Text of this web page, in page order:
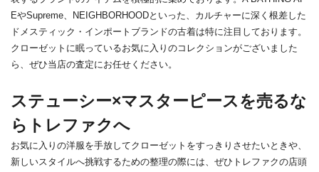
EやSupreme、NEIGHBORHOODといった、カルチャーに深く根差した
ドメスティック・インポートブランドの古着は特に注目しております。
クローゼットに眠っているお気に入りのコレクションがございました
ら、ぜひ当店の査定にお任せください。
ステューシー×マスターピースを売るな
らトレファクへ
お気に入りの洋服を手放してクローゼットをすっきりさせたいときや、
新しいスタイルへ挑戦するための整理の際には、ぜひトレファクの店頭